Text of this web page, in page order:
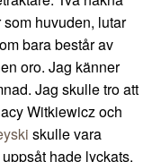
huvuden, lutar
bara består av
oro. Jag känner
Jag skulle tro att
Witkiewicz och
skulle vara
hade lyckats.